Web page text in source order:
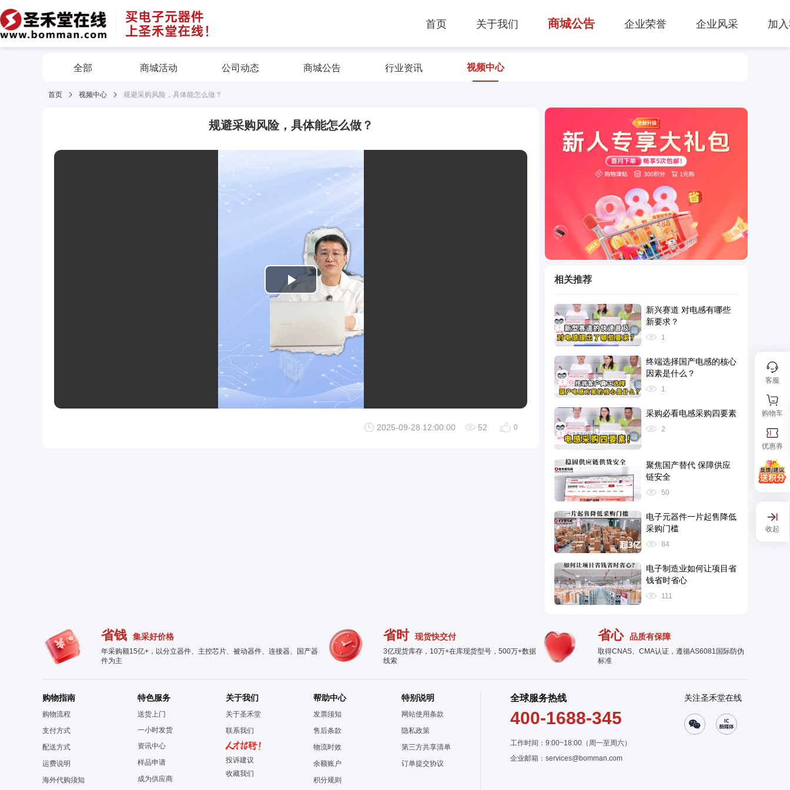
首页 关于我们 商城公告 企业荣誉 企业风采 加
全部 商城活动 公司动态 商城公告 行业资讯 视频中心
首页 视频中心 规避采购风险，具体能怎么做？
规避采购风险，具体能怎么做？
Play
Video
2025-09-28 12:00:00 52 0
相关推荐
新兴赛道 对电感有哪些
新要求？
1
终端选择国产电感的核心
因素是什么？
1
采购必看电感采购四要素
2
聚焦国产替代 保障供应
链安全
50
电子元器件一片起售降低
采购门槛
84
电子制造业如何让项目省
钱省时省心
111
省钱 集采好价格
年采购额15亿+，以分立器件、主控芯片、被动器件、连接器、国产器
件为主
省时 现货快交付
3亿现货库存，10万+在库现货型号，500万+数据
线索
省心 品质有保障
取得CNAS、CMA认证，遵循AS6081国际防伪
标准
购物指南
购物流程
支付方式
配送方式
运费说明
海外代购须知
特色服务
送货上门
一小时发货
资讯中心
样品申请
成为供应商
关于我们
关于圣禾堂
联系我们
投诉建议
收藏我们
帮助中心
发票须知
售后条款
物流时效
余额账户
积分规则
特别说明
网站使用条款
隐私政策
第三方共享清单
订单提交协议
全球服务热线
400-1688-345
工作时间：9:00~18:00（周一至周六）
企业邮箱： services@bomman.com
关注圣禾堂在线
客服
购物车
优惠券
收起